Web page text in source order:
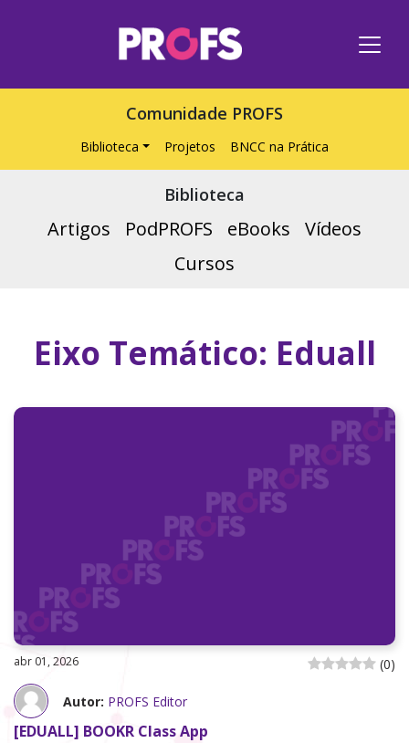
Comunidade PROFS
Biblioteca Projetos BNCC na Prática
Biblioteca
Artigos PodPROFS eBooks
Vídeos
Cursos
Eixo Temático: Eduall
abr 01, 2026 (0)
Autor: PROFS Editor
[EDUALL] BOOKR Class App